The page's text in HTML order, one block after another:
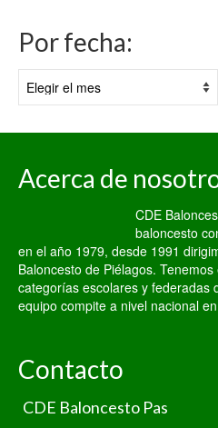
Por fecha:
fecha:
Acerca de
CDE
baloncesto
en el año 1979, desde 1991
Baloncesto de Piélagos.
categorías escolares y federadas
equipo compite a nivel nacional
Contacto
CDE Baloncesto Pas